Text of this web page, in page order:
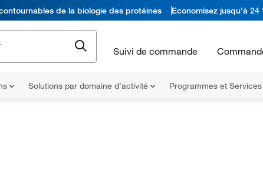
de la biologie des protéines Economisez jusqu'à 24
Suivi de commande
Solutions par domaine d'activité Programmes et Services